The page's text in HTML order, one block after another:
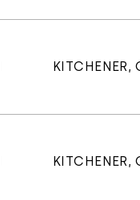
KITCHENER,
KITCHENER,